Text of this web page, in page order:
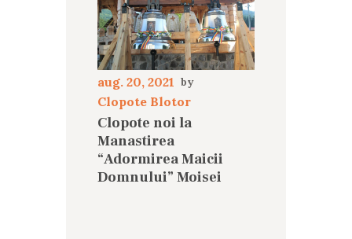
aug. 20, 2021
Clopote Blotor
Clopote noi la
Manastirea
“Adormirea Maicii
Domnului” Moisei